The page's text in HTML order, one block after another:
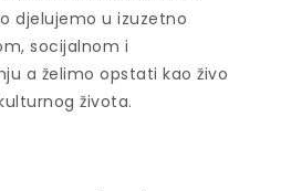
djelujemo u izuzetno
socijalnom i
a želimo opstati kao živo
života.